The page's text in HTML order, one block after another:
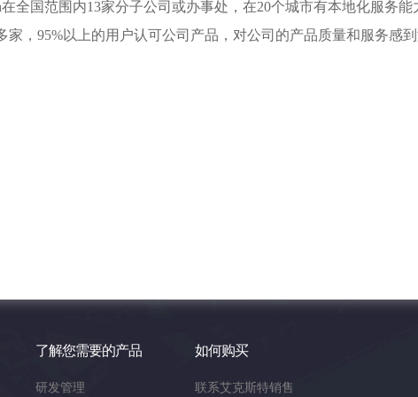
国范围内13家分子公司或办事处，在20个城市有本地化服务能
，95%以上的用户认可公司产品，对公司的产品质量和服务感
了解您需要的产品
研发管理
如何购买
联系艾克斯特销售